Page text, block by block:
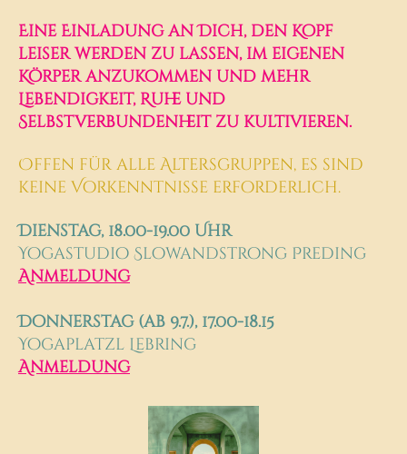
Eine Einladung an Dich, den Kopf
leiser werden zu lassen, im eigenen
Körper anzukommen und mehr
Lebendigkeit, Ruhe und
Selbstverbundenheit zu kultivieren.
Offen für alle Altersgruppen, es sind
keine Vorkenntnisse erforderlich.
Dienstag, 18.00-19.00 Uhr
Yogastudio Slowandstrong Preding
Anmeldung
Donnerstag (ab 9.7.), 17.00-18.15
Yogaplatzl Lebring
Anmeldung